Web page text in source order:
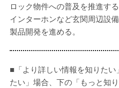
ロック物件への普及を推進す
インターホンなど玄関周辺設
製品開発を進める。
■「より詳しい情報を知りたい
たい」場合、下の「もっと知